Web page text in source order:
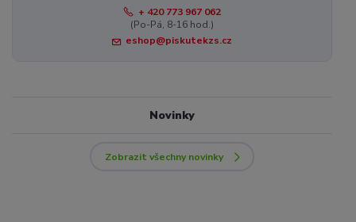
+ 420 773 967 062
(Po-Pá, 8-16 hod.)
eshop@piskutekzs.cz
Novinky
Zobrazit všechny novinky